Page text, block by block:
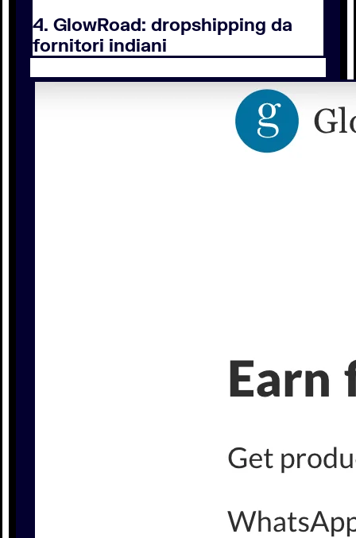
4. GlowRoad: dropshipping da
fornitori indiani